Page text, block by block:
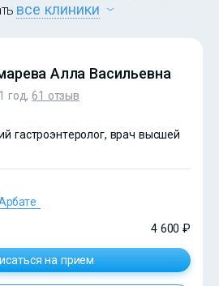
все клиники
Алла Васильевна
год,61 отзыв
гастроэнтеролог, врач высшей
4 600 ₽
на прием